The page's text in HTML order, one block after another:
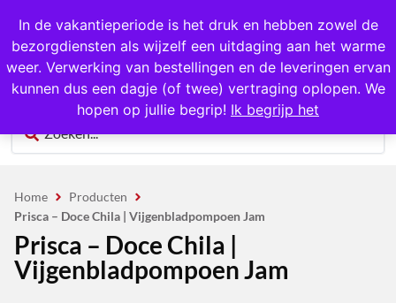
In de vakantieperiode is het druk en hebben zowel de
bezorgdiensten als wijzelf een uitdaging aan het warme
weer. Verwerking van bestellingen en de leveringen ervan
kunnen dus een dagje (of twee) vertraging oplopen. We
hopen op jullie begrip! Ik begrijp het
1000+ producten op voorraad
0
Home
Producten
Prisca – Doce Chila | Vijgenbladpompoen Jam
Prisca – Doce Chila |
Vijgenbladpompoen Jam